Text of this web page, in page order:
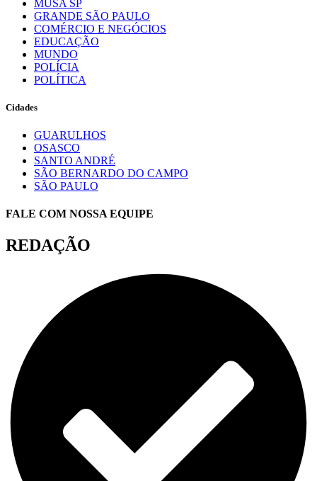
MUSA SP
GRANDE SÃO PAULO
COMÉRCIO E NEGÓCIOS
EDUCAÇÃO
MUNDO
POLÍCIA
POLÍTICA
Cidades
GUARULHOS
OSASCO
SANTO ANDRÉ
SÃO BERNARDO DO CAMPO
SÃO PAULO
FALE COM NOSSA EQUIPE
REDAÇÃO